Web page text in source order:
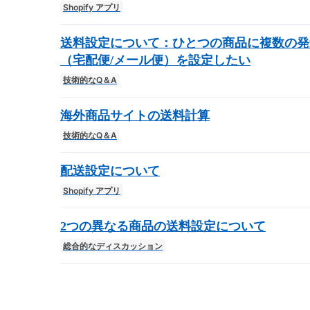
Shopify アプリ
送料設定について：ひとつの商品に複数の
（宅配便/メール便）を設定したい
技術的なQ＆A
海外商品サイトの送料計算
技術的なQ＆A
配送設定について
Shopify アプリ
2つの異なる商品の送料設定について
総合的なディスカッション